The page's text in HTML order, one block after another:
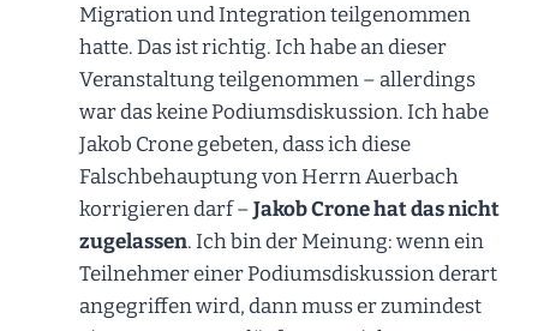
Migration und Integration teilgenommen
hatte. Das ist richtig. Ich habe an dieser
Veranstaltung teilgenommen – allerdings
war das keine Podiumsdiskussion. Ich habe
Jakob Crone gebeten, dass ich diese
Falschbehauptung von Herrn Auerbach
korrigieren darf –Jakob Crone hat das nicht
zugelassen. Ich bin der Meinung: wenn ein
Teilnehmer einer Podiumsdiskussion derart
angegriffen wird, dann muss er zumindest